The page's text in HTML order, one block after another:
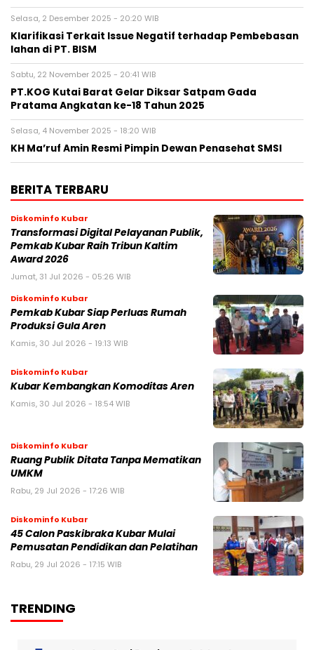
Selasa, 2 Desember 2025 - 20:20 WIB
Klarifikasi Terkait Issue Negatif terhadap Pembebasan
lahan di PT. BISM
Sabtu, 22 November 2025 - 20:41 WIB
PT.KOG Kutai Barat Gelar Diksar Satpam Gada
Pratama Angkatan ke-18 Tahun 2025
Selasa, 4 November 2025 - 18:20 WIB
KH Ma’ruf Amin Resmi Pimpin Dewan Penasehat SMSI
BERITA TERBARU
Diskominfo Kubar
Transformasi Digital Pelayanan Publik,
Pemkab Kubar Raih Tribun Kaltim
Award 2026
Jumat, 31 Jul 2026 - 05:26 WIB
Diskominfo Kubar
Pemkab Kubar Siap Perluas Rumah
Produksi Gula Aren
Kamis, 30 Jul 2026 - 19:13 WIB
Diskominfo Kubar
Kubar Kembangkan Komoditas Aren
Kamis, 30 Jul 2026 - 18:54 WIB
Diskominfo Kubar
Ruang Publik Ditata Tanpa Mematikan
UMKM
Rabu, 29 Jul 2026 - 17:26 WIB
Diskominfo Kubar
45 Calon Paskibraka Kubar Mulai
Pemusatan Pendidikan dan Pelatihan
Rabu, 29 Jul 2026 - 17:15 WIB
TRENDING